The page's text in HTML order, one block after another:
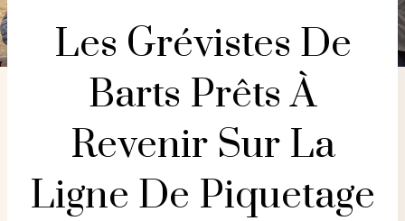
Les Grévistes De
Barts Prêts À
Revenir Sur La
Ligne De Piquetage